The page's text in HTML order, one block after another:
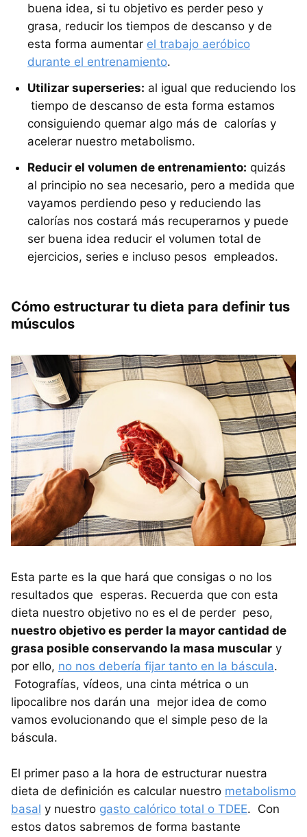
buena idea, si tu objetivo es perder peso y
grasa, reducir los tiempos de descanso y de
esta forma aumentar el trabajo aeróbico
durante el entrenamiento.
Utilizar superseries: al igual que reduciendo los
tiempo de descanso de esta forma estamos
consiguiendo quemar algo más de calorías y
acelerar nuestro metabolismo.
Reducir el volumen de entrenamiento: quizás
al principio no sea necesario, pero a medida que
vayamos perdiendo peso y reduciendo las
calorías nos costará más recuperarnos y puede
ser buena idea reducir el volumen total de
ejercicios, series e incluso pesos empleados.
Cómo estructurar tu dieta para definir tus
músculos
Esta parte es la que hará que consigas o no los
resultados que esperas. Recuerda que con esta
dieta nuestro objetivo no es el de perder peso,
nuestro objetivo es perder la mayor cantidad de
grasa posible conservando la masa muscular y
por ello, no nos debería fijar tanto en la báscula.
Fotografías, vídeos, una cinta métrica o un
lipocalibre nos darán una mejor idea de como
vamos evolucionando que el simple peso de la
báscula.
El primer paso a la hora de estructurar nuestra
dieta de definición es calcular nuestro metabolismo
basal y nuestro gasto calórico total o TDEE. Con
estos datos sabremos de forma bastante